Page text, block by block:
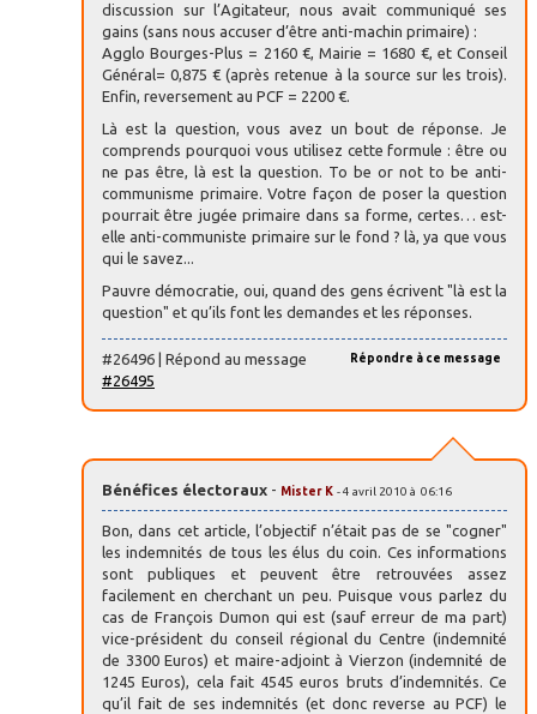
discussion sur l’Agitateur, nous avait communiqué ses
gains (sans nous accuser d’être anti-machin primaire) :
Agglo Bourges-Plus = 2160 €, Mairie = 1680 €, et Conseil
Général= 0,875 € (après retenue à la source sur les trois).
Enfin, reversement au PCF = 2200 €.
Là est la question, vous avez un bout de réponse. Je
comprends pourquoi vous utilisez cette formule : être ou
ne pas être, là est la question. To be or not to be anti-
communisme primaire. Votre façon de poser la question
pourrait être jugée primaire dans sa forme, certes… est-
elle anti-communiste primaire sur le fond ? là, ya que vous
qui le savez...
Pauvre démocratie, oui, quand des gens écrivent "là est la
question" et qu’ils font les demandes et les réponses.
Répondre à ce message
#26496 | Répond au message
#26495
Bénéfices électoraux - Mister K - 4 avril 2010 à 06:16
Bon, dans cet article, l’objectif n’était pas de se "cogner"
les indemnités de tous les élus du coin. Ces informations
sont publiques et peuvent être retrouvées assez
facilement en cherchant un peu. Puisque vous parlez du
cas de François Dumon qui est (sauf erreur de ma part)
vice-président du conseil régional du Centre (indemnité
de 3300 Euros) et maire-adjoint à Vierzon (indemnité de
1245 Euros), cela fait 4545 euros bruts d’indemnités. Ce
qu’il fait de ses indemnités (et donc reverse au PCF) le